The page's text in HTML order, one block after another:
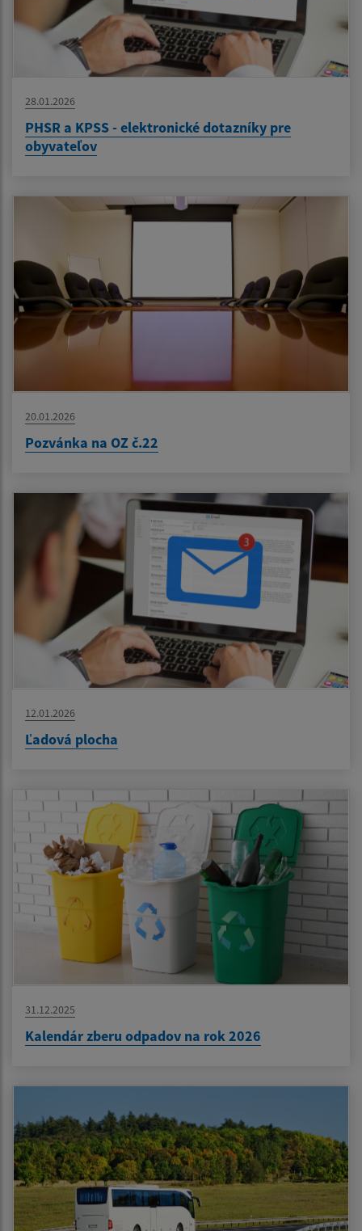
28.01.2026
PHSR a KPSS - elektronické dotazníky pre
obyvateľov
20.01.2026
Pozvánka na OZ č.22
12.01.2026
Ľadová plocha
31.12.2025
Kalendár zberu odpadov na rok 2026